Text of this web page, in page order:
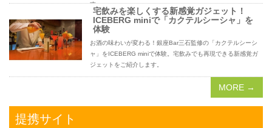
す。
宅飲みを楽しくする新感覚ガジェット！
ICEBERG miniで「カクテルシーシャ」を
体験
お酒の味わいが変わる！銀座Bar三石監修の「カクテルシーシ
ャ」をICEBERG miniで体験。宅飲みでも再現できる新感覚ガ
ジェットをご紹介します。
MORE →
提携サイト